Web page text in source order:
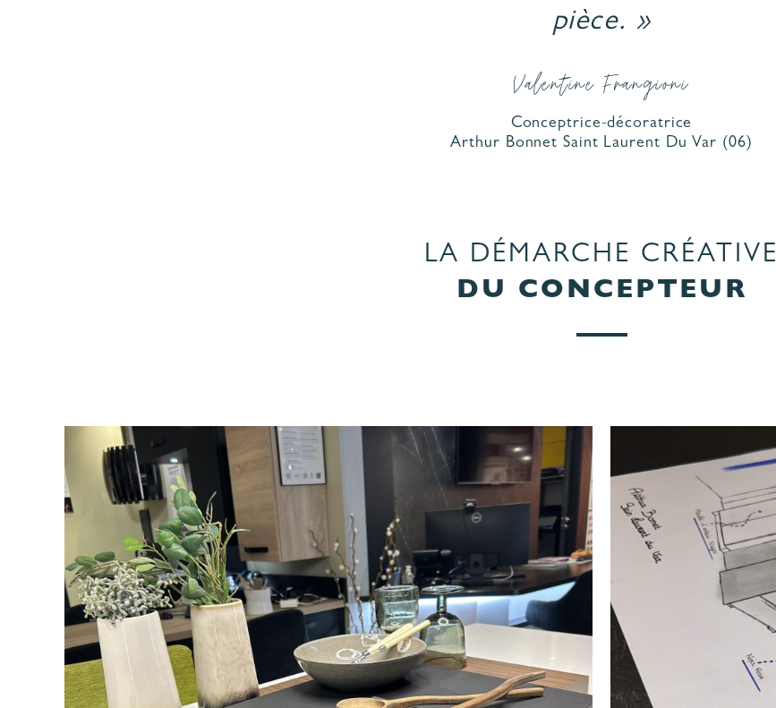
pièce. »
Valentine Frangioni
Conceptrice-décoratrice
Arthur Bonnet Saint Laurent Du Var (06)
LA DÉMARCHE CRÉATIVE
DU CONCEPTEUR